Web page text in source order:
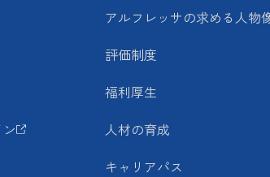
アルフレッサの求める人物
評価制度
福利厚生
人材の育成
キャリアパス